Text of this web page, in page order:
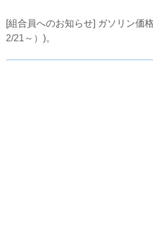
[組合員へのお知らせ] ガソリン価
2/21～） )。